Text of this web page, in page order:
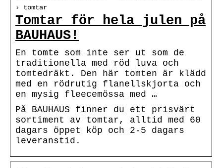
› tomtar
Tomtar för hela julen på
BAUHAUS!
En tomte som inte ser ut som de
traditionella med röd luva och
tomtedräkt. Den här tomten är klädd
med en rödrutig flanellskjorta och
en mysig fleecemössa med …
På BAUHAUS finner du ett prisvärt
sortiment av tomtar, alltid med 60
dagars öppet köp och 2-5 dagars
leveranstid.